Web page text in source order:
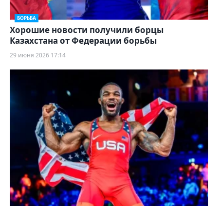
БОРЬБА
Хорошие новости получили борцы
Казахстана от Федерации борьбы
29 июня 2026 17:14